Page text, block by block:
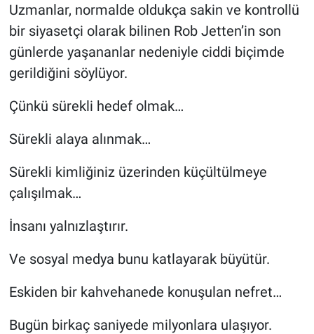
Uzmanlar, normalde oldukça sakin ve kontrollü
bir siyasetçi olarak bilinen Rob Jetten’in son
günlerde yaşananlar nedeniyle ciddi biçimde
gerildiğini söylüyor.
Çünkü sürekli hedef olmak…
Sürekli alaya alınmak…
Sürekli kimliğiniz üzerinden küçültülmeye
çalışılmak…
İnsanı yalnızlaştırır.
Ve sosyal medya bunu katlayarak büyütür.
Eskiden bir kahvehanede konuşulan nefret…
Bugün birkaç saniyede milyonlara ulaşıyor.